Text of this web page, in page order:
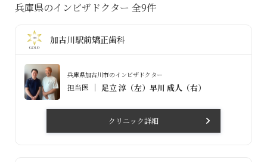
兵庫県のインビザドクター 全9件
加古川駅前矯正歯科
兵庫県加古川市のインビザドクター
担当医 足立 淳（左）早川 成人（右）
クリニック詳細